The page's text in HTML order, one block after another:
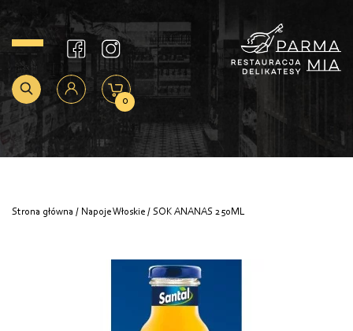
0
Strona główna / Napoje Włoskie / SOK ANANAS 250ML